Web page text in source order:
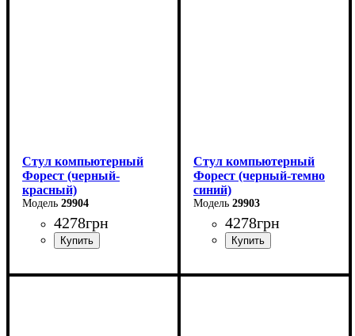
Стул компьютерный
Форест (черный-
красный)
29904
4278грн
Стул компьютерный
Форест (черный-темно
синий)
29903
4278грн